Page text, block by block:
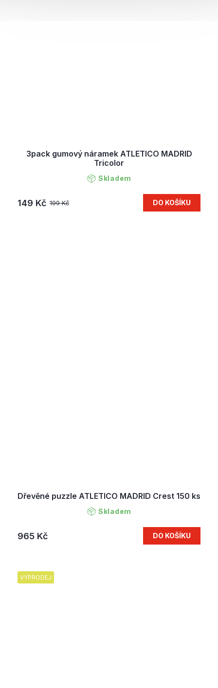
3pack gumový náramek ATLETICO MADRID
Tricolor
Skladem
199 Kč
149 Kč DO KOŠÍKU
Dřevěné puzzle ATLETICO MADRID Crest 150 ks
Skladem
965 Kč DO KOŠÍKU
VÝPRODEJ